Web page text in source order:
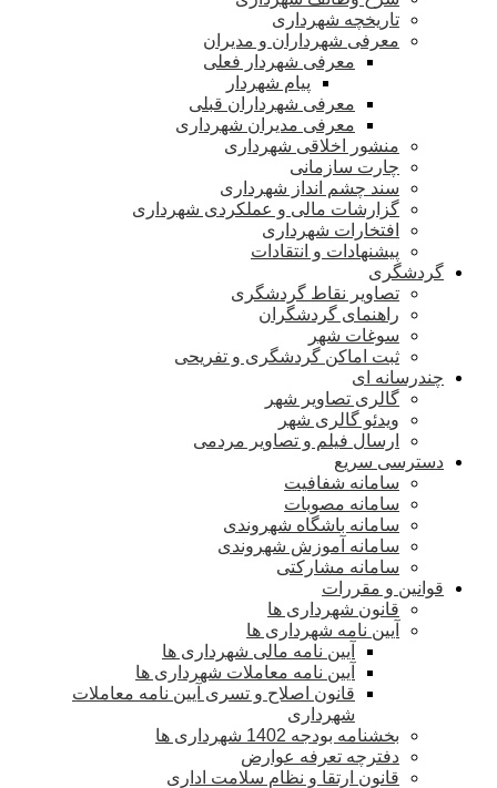
تاریخچه شهرداری
معرفی شهرداران و مدیران
معرفی شهردار فعلی
پیام شهردار
معرفی شهرداران قبلی
معرفی مدیران شهرداری
منشور اخلاقی شهرداری
چارت سازمانی
سند چشم انداز شهرداری
گزارشات مالی و عملکردی شهرداری
افتخارات شهرداری
پیشنهادات و انتقادات
گردشگری
تصاویر نقاط گردشگری
راهنمای گردشگران
سوغات شهر
ثبت اماکن گردشگری و تفریحی
چندرسانه ای
گالری تصاویر شهر
ویدئو گالری شهر
ارسال فیلم و تصاویر مردمی
دسترسی سریع
سامانه شفافیت
سامانه مصوبات
سامانه باشگاه شهروندی
سامانه آموزش شهروندی
سامانه مشارکتی
قوانین و مقررات
قانون شهرداری ها
آیین نامه شهرداری ها
آیین نامه مالی شهرداری ها
آیین نامه معاملات شهرداری ها
قانون اصلاح و تسری آیین نامه معاملات
شهرداری
بخشنامه بودجه 1402 شهرداری ها
دفترچه تعرفه عوارض
قانون ارتقا و نظام سلامت اداری